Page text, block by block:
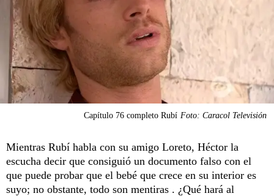
Capítulo 76 completo Rubí Foto: Caracol Televisión
Mientras Rubí habla con su amigo Loreto, Héctor la
escucha decir que consiguió un documento falso con el
que puede probar que el bebé que crece en su interior es
suyo; no obstante, todo son mentiras . ¿Qué hará al